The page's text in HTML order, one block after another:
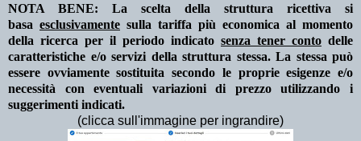
NOTA BENE: La scelta della struttura ricettiva si
basa esclusivamente sulla tariffa più economica al momento
della ricerca per il periodo indicato senza tener conto delle
caratteristiche e/o servizi della struttura stessa. La stessa può
essere ovviamente sostituita secondo le proprie esigenze e/o
necessità con eventuali variazioni di prezzo utilizzando i
suggerimenti indicati.
(clicca sull'immagine per ingrandire)